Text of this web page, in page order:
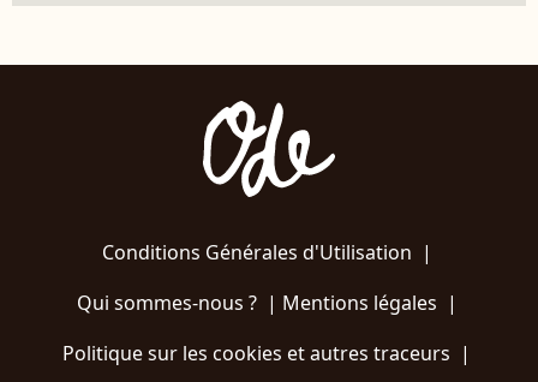
Conditions Générales d'Utilisation |
Qui sommes-nous ?| Mentions légales |
Politique sur les cookies et autres traceurs |